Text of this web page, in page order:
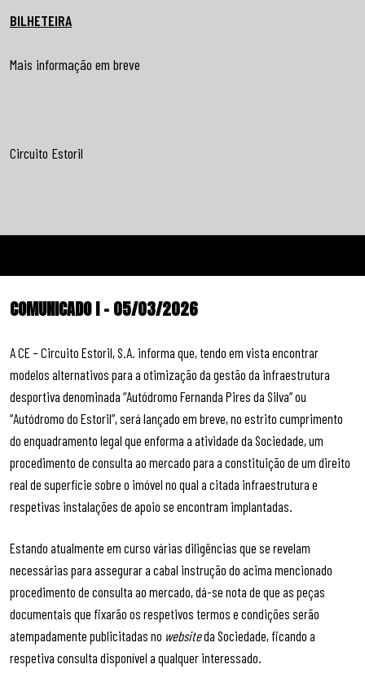
BILHETEIRA
Mais informação em breve
Circuito Estoril
COMUNICADO I – 05/03/2026
A CE – Circuito Estoril, S.A. informa que, tendo em vista encontrar
modelos alternativos para a otimização da gestão da infraestrutura
desportiva denominada “Autódromo Fernanda Pires da Silva” ou
“Autódromo do Estoril”, será lançado em breve, no estrito cumprimento
do enquadramento legal que enforma a atividade da Sociedade, um
procedimento de consulta ao mercado para a constituição de um direito
real de superfície sobre o imóvel no qual a citada infraestrutura e
respetivas instalações de apoio se encontram implantadas.
Estando atualmente em curso várias diligências que se revelam
necessárias para assegurar a cabal instrução do acima mencionado
procedimento de consulta ao mercado, dá-se nota de que as peças
documentais que fixarão os respetivos termos e condições serão
atempadamente publicitadas no websiteda Sociedade, ficando a
respetiva consulta disponível a qualquer interessado.